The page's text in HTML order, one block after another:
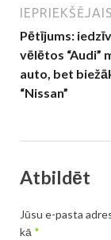
Pētījums:
vēlētos “Audi”
auto, bet
“Nissan”
Atbildēt
Jūsu e-pasta
kā *